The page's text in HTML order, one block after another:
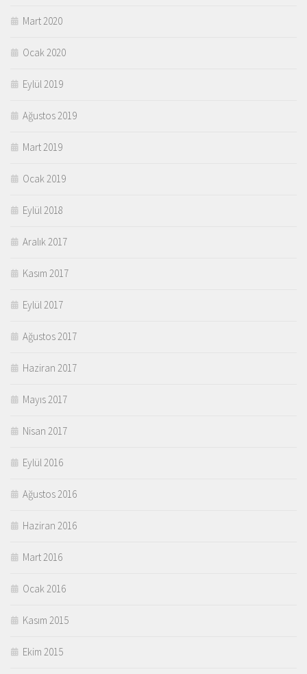
Mart 2020
Ocak 2020
Eylül 2019
Ağustos 2019
Mart 2019
Ocak 2019
Eylül 2018
Aralık 2017
Kasım 2017
Eylül 2017
Ağustos 2017
Haziran 2017
Mayıs 2017
Nisan 2017
Eylül 2016
Ağustos 2016
Haziran 2016
Mart 2016
Ocak 2016
Kasım 2015
Ekim 2015